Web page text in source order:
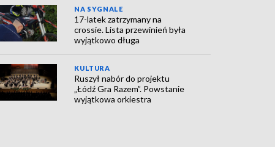
NA SYGNALE
17-latek zatrzymany na
crossie. Lista przewinień była
wyjątkowo długa
KULTURA
Ruszył nabór do projektu
„Łódź Gra Razem”. Powstanie
wyjątkowa orkiestra